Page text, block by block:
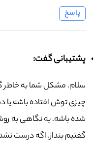
پاسخ
پشتیبانی گفت:
سلام. مشکل شما به خاطر
چیزی توش افتاده باشه
شده باشه. یه نگاهی به
گفتیم بنداز. اگه درست